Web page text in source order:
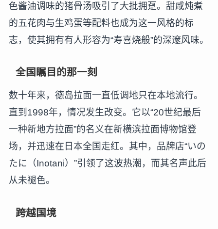
色酱油调味的猪骨汤吸引了大批拥趸。甜咸炖煮
的五花肉与生鸡蛋等配料也成为这一风格的标
志，使其拥有有人形容为“寿喜烧般”的深邃风味。
全国瞩目的那一刻
数十年来，德岛拉面一直低调地只在本地流行。
直到1998年，情况发生改变。它以“20世纪最后
一种新地方拉面”的名义在新横滨拉面博物馆登
场，并迅速在日本全国走红。其中，品牌店“いの
たに（Inotani）”引领了这波热潮，而其名声此后
从未褪色。
跨越国境